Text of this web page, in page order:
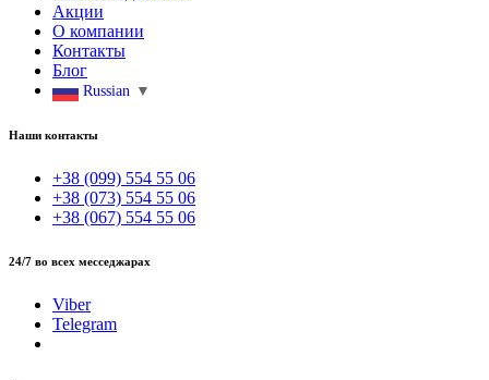
Акции
О компании
Контакты
Блог
Russian ▼
Наши контакты
+38 (099) 554 55 06
+38 (073) 554 55 06
+38 (067) 554 55 06
24/7 во всех месседжарах
Viber
Telegram